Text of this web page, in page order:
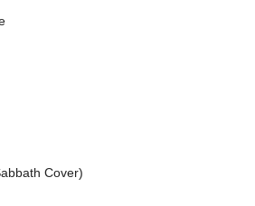
Cover)